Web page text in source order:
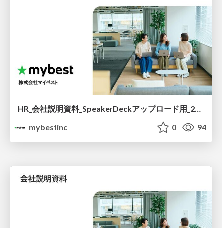
mybestinc
0 94